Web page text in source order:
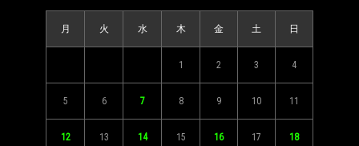
月 火 水 木 金 土 日
1 2 3 4
5 6 7 8 9 10 11
12 13 14 15 16 17 18